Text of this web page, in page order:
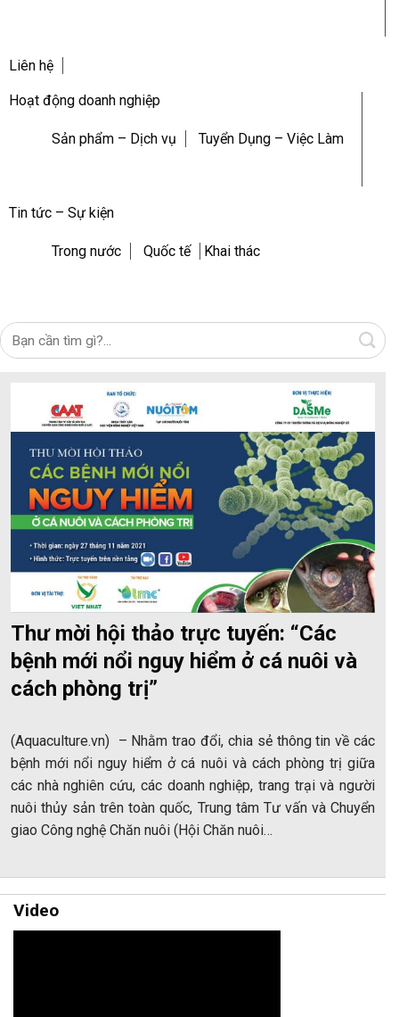
Liên hệ
Hoạt động doanh nghiệp
Sản phẩm – Dịch vụ Tuyển Dụng – Việc Làm
Tin tức – Sự kiện
Trong nước Quốc tế Khai thác
Thư mời hội thảo trực tuyến: “Các
bệnh mới nổi nguy hiểm ở cá nuôi và
cách phòng trị”
(Aquaculture.vn) – Nhằm trao đổi, chia sẻ thông tin về các
bệnh mới nổi nguy hiểm ở cá nuôi và cách phòng trị giữa
các nhà nghiên cứu, các doanh nghiệp, trang trại và người
nuôi thủy sản trên toàn quốc, Trung tâm Tư vấn và Chuyển
giao Công nghệ Chăn nuôi (Hội Chăn nuôi…
Video